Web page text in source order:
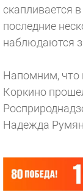
скапливается
последние
наблюдаются
Напомним, что
Коркино
Надежда